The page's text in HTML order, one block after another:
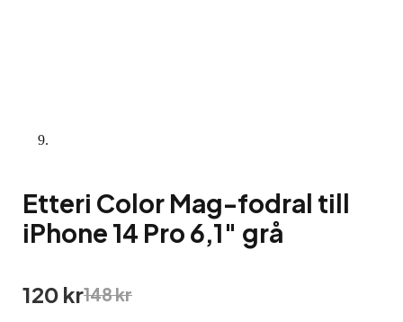
Etteri Color Mag-fodral till
iPhone 14 Pro 6,1″ grå
148kr
Det
ursprungliga
120 krDet
nuvarande